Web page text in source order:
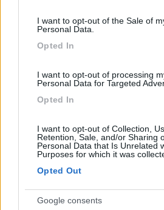
I want to opt-out of the Sale of
Personal Data.
Opted In
I want to opt-out of processing
Personal Data for Targeted
Opted In
I want to opt-out of Collection,
Retention, Sale, and/or Sharing
Personal Data that Is Unrelated
Purposes for which it was
Opted Out
Google consents
Emme48
25028
In risposta al messaggio dimarcoalderotti
05:40:07
si sporca frequentemente con evidenti
uno stecchino da denti ma ultimamente
indicarmi altri modi per pulirla ? Marco
Io uso uno stecchino da denti, ma
vuole un'azione meccanica.